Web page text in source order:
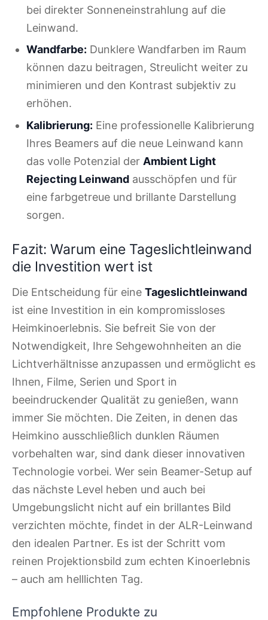
bei direkter Sonneneinstrahlung auf die
Leinwand.
Wandfarbe: Dunklere Wandfarben im Raum
können dazu beitragen, Streulicht weiter zu
minimieren und den Kontrast subjektiv zu
erhöhen.
Kalibrierung: Eine professionelle Kalibrierung
Ihres Beamers auf die neue Leinwand kann
das volle Potenzial der Ambient Light
Rejecting Leinwand ausschöpfen und für
eine farbgetreue und brillante Darstellung
sorgen.
Fazit: Warum eine Tageslichtleinwand
die Investition wert ist
Die Entscheidung für eine Tageslichtleinwand
ist eine Investition in ein kompromissloses
Heimkinoerlebnis. Sie befreit Sie von der
Notwendigkeit, Ihre Sehgewohnheiten an die
Lichtverhältnisse anzupassen und ermöglicht es
Ihnen, Filme, Serien und Sport in
beeindruckender Qualität zu genießen, wann
immer Sie möchten. Die Zeiten, in denen das
Heimkino ausschließlich dunklen Räumen
vorbehalten war, sind dank dieser innovativen
Technologie vorbei. Wer sein Beamer-Setup auf
das nächste Level heben und auch bei
Umgebungslicht nicht auf ein brillantes Bild
verzichten möchte, findet in der ALR-Leinwand
den idealen Partner. Es ist der Schritt vom
reinen Projektionsbild zum echten Kinoerlebnis
– auch am helllichten Tag.
Empfohlene Produkte zu